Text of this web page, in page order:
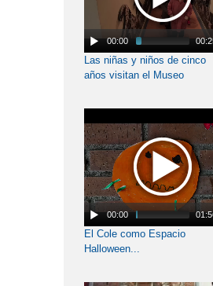
00:00
Las niñas y niños de cinco
años visitan el Museo
00:00
El Cole como Espacio
Halloween...